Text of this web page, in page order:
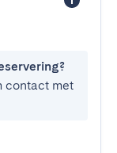
contact met